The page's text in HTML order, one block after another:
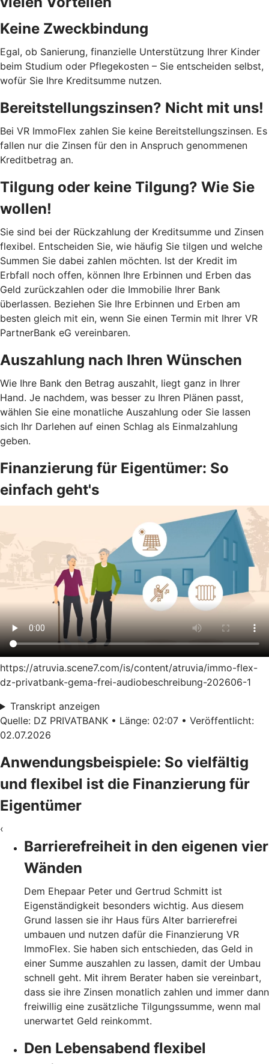
Keine Zweckbindung
Egal, ob Sanierung, finanzielle Unterstützung Ihrer Kinder
beim Studium oder Pflegekosten – Sie entscheiden selbst,
wofür Sie Ihre Kreditsumme nutzen.
Bereitstellungszinsen? Nicht mit uns!
Bei VR ImmoFlex zahlen Sie keine Bereitstellungszinsen. Es
fallen nur die Zinsen für den in Anspruch genommenen
Kreditbetrag an.
Tilgung oder keine Tilgung? Wie Sie
wollen!
Sie sind bei der Rückzahlung der Kreditsumme und Zinsen
flexibel. Entscheiden Sie, wie häufig Sie tilgen und welche
Summen Sie dabei zahlen möchten. Ist der Kredit im
Erbfall noch offen, können Ihre Erbinnen und Erben das
Geld zurückzahlen oder die Immobilie Ihrer Bank
überlassen. Beziehen Sie Ihre Erbinnen und Erben am
besten gleich mit ein, wenn Sie einen Termin mit Ihrer VR
PartnerBank eG vereinbaren.
Auszahlung nach Ihren Wünschen
Wie Ihre Bank den Betrag auszahlt, liegt ganz in Ihrer
Hand. Je nachdem, was besser zu Ihren Plänen passt,
wählen Sie eine monatliche Auszahlung oder Sie lassen
sich Ihr Darlehen auf einen Schlag als Einmalzahlung
geben.
Finanzierung für Eigentümer: So
einfach geht's
https://atruvia.scene7.com/is/content/atruvia/immo-flex-
dz-privatbank-gema-frei-audiobeschreibung-202606-1
Transkript anzeigen
Quelle: DZ PRIVATBANK • Länge: 02:07 • Veröffentlicht:
02.07.2026
Anwendungsbeispiele: So vielfältig
und flexibel ist die Finanzierung für
Eigentümer
‹
Barrierefreiheit in den eigenen vier
Wänden
Dem Ehepaar Peter und Gertrud Schmitt ist
Eigenständigkeit besonders wichtig. Aus diesem
Grund lassen sie ihr Haus fürs Alter barrierefrei
umbauen und nutzen dafür die Finanzierung VR
ImmoFlex. Sie haben sich entschieden, das Geld in
einer Summe auszahlen zu lassen, damit der Umbau
schnell geht. Mit ihrem Berater haben sie vereinbart,
dass sie ihre Zinsen monatlich zahlen und immer dann
freiwillig eine zusätzliche Tilgungssumme, wenn mal
unerwartet Geld reinkommt.
Den Lebensabend flexibel